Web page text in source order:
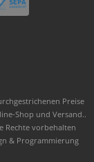
Preise
Shop und Versand..
Rechte vorbehalten
& Programmierung